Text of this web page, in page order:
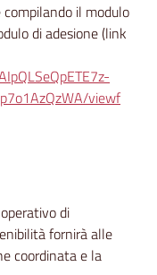
il modulo
di adesione (link
viewf
di
fornirà alle
coordinata e la